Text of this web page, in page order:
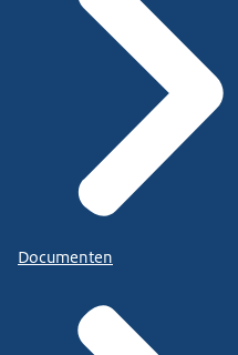
Documenten